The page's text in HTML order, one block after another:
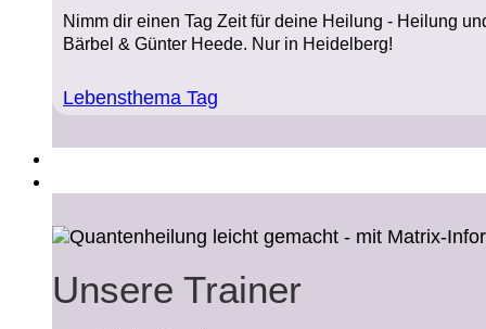
Nimm dir einen Tag Zeit für deine Heilung - Heilung
Bärbel & Günter Heede. Nur in Heidelberg!
Lebensthema Tag
Unsere Trainer